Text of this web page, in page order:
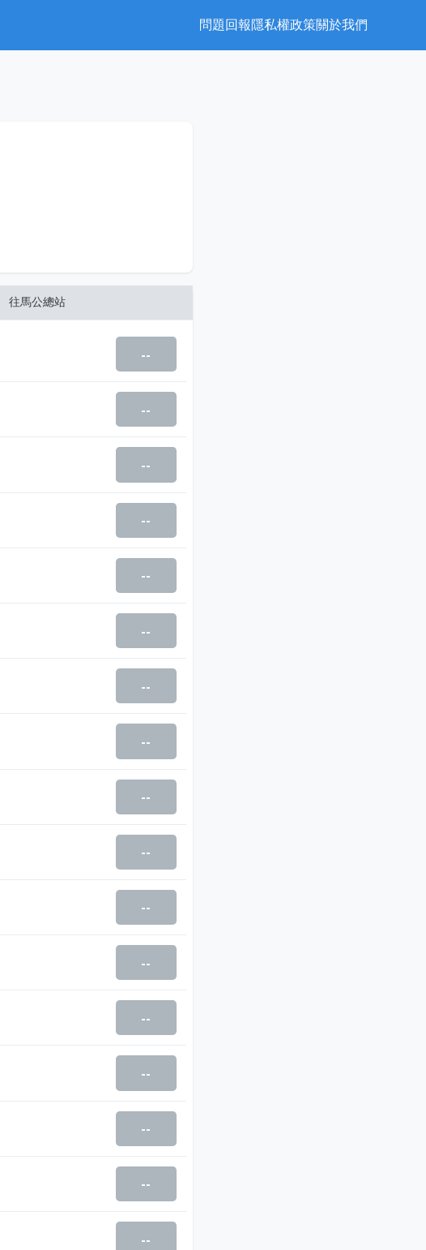
問題回報隱私權政策關於我們
往馬公總站
--
--
--
--
--
--
--
--
--
--
--
--
--
--
--
--
--